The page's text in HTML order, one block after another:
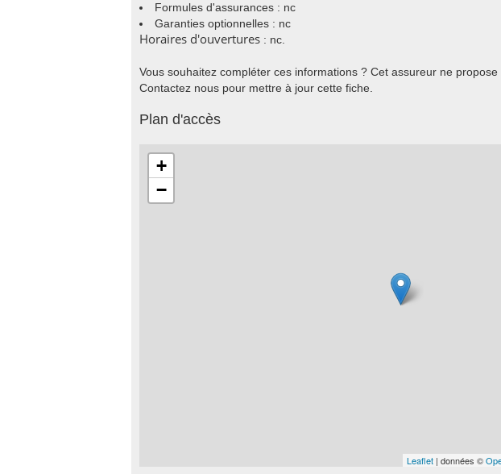
Formules d'assurances : nc
Garanties optionnelles : nc
Horaires d'ouvertures : nc.
Vous souhaitez compléter ces informations ? Cet assureur ne
Contactez nous pour mettre à jour cette fiche.
Plan d'accès
+
−
Leaflet | données ©